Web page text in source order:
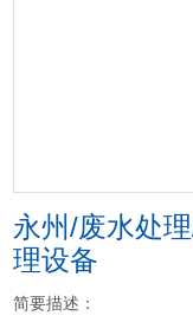
永州/废水处
理设备
简要描述：